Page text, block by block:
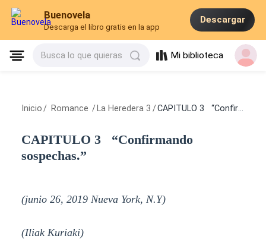
Buenovela
Descarga el libro gratis en la app
Descargar
Busca lo que quieras Mi biblioteca
Inicio / Romance / La Heredera 3 /CAPITULO 3 “Confirmando sospechas.”
CAPITULO 3 “Confirmando
sospechas.”
(junio 26, 2019 Nueva York, N.Y)
(Iliak Kuriaki)